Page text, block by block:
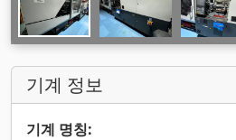
기계 정보
기계 명칭: